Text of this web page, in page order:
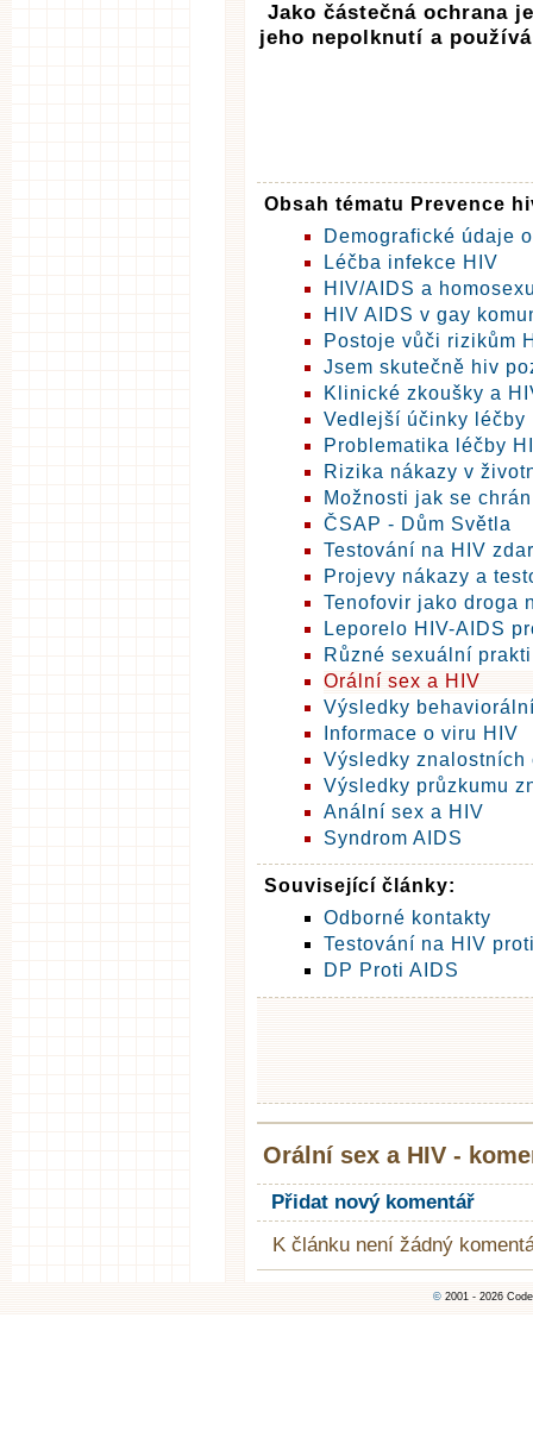
Jako částečná ochrana
jeho nepolknutí a
Obsah tématu Prevence
Demografické údaje
Léčba infekce HIV
HIV/AIDS a
HIV AIDS v gay
Postoje vůči rizikům
Jsem skutečně hiv
Klinické zkoušky a
Vedlejší účinky léčby
Problematika léčby
Rizika nákazy v
Možnosti jak se
ČSAP - Dům Světla
Testování na HIV
Projevy nákazy a
Tenofovir jako droga
Leporelo HIV-AIDS
Různé sexuální
Orální sex a HIV
Výsledky
Informace o viru HIV
Výsledky znalostních
Výsledky průzkumu
Anální sex a HIV
Syndrom AIDS
Související články:
Odborné kontakty
Testování na HIV
DP Proti AIDS
Orální sex a HIV -
Přidat nový komentář
K článku není žádný
© 2001 - 2026